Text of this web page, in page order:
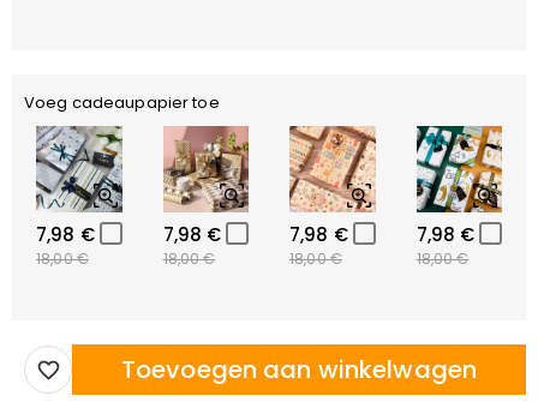
Voeg cadeaupapier toe
7,98 €
18,00 €
7,98 €
18,00 €
7,98 €
18,00 €
7,98 €
18,00 €
Toevoegen aan winkelwagen